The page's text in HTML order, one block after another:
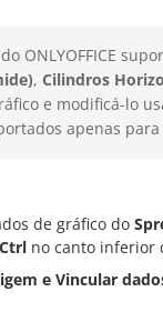
do ONLYOFFICE
, Cilindros
e modificá-lo
apenas
de gráfico do
Ctrl no canto inferior
e Vincular